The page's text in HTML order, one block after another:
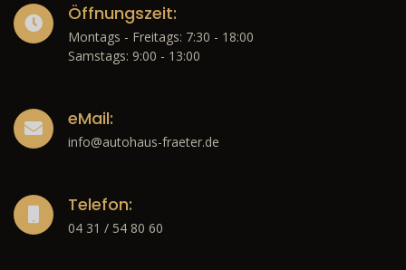
Öffnungszeit:
Montags - Freitags: 7:30 - 18:00
Samstags: 9:00 - 13:00
eMail:
info@autohaus-fraeter.de
Telefon:
04 31 / 54 80 60